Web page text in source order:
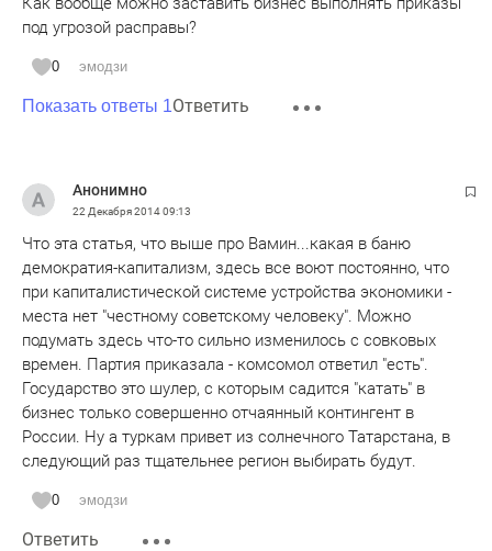
под угрозой расправы?
0 эмодзи
Показать ответы 1Ответить
Анонимно
22 Декабря 201409:13
Что эта статья, что выше про Вамин...какая в баню
демократия-капитализм, здесь все воют постоянно, что
при капиталистической системе устройства экономики -
места нет "честному советскому человеку". Можно
подумать здесь что-то сильно изменилось с совковых
времен. Партия приказала - комсомол ответил "есть".
Государство это шулер, с которым садится "катать" в
бизнес только совершенно отчаянный контингент в
России. Ну а туркам привет из солнечного Татарстана, в
следующий раз тщательнее регион выбирать будут.
0 эмодзи
Ответить